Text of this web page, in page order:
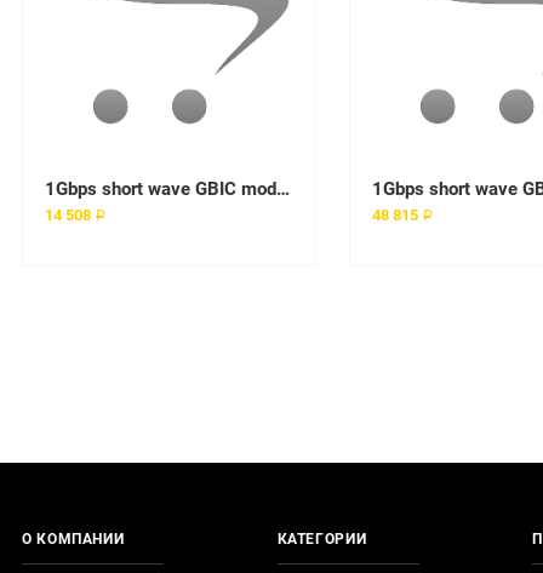
1Gbps short wave GBIC module
14 508 ₽ 48 815 ₽
О КОМПАНИИ КАТЕГОРИИ